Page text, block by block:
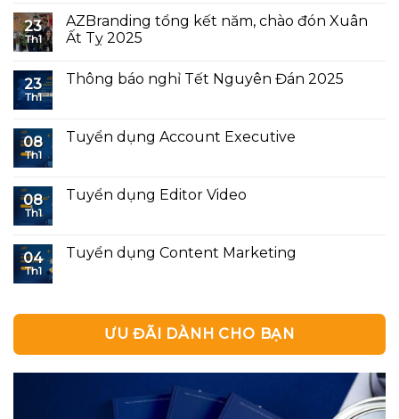
23
Th1
AZBranding tổng kết năm, chào đón Xuân
Ất Tỵ 2025
23
Th1
Thông báo nghỉ Tết Nguyên Đán 2025
08
Th1
Tuyển dụng Account Executive
08
Th1
Tuyển dụng Editor Video
04
Th1
Tuyển dụng Content Marketing
ƯU ĐÃI DÀNH CHO BẠN